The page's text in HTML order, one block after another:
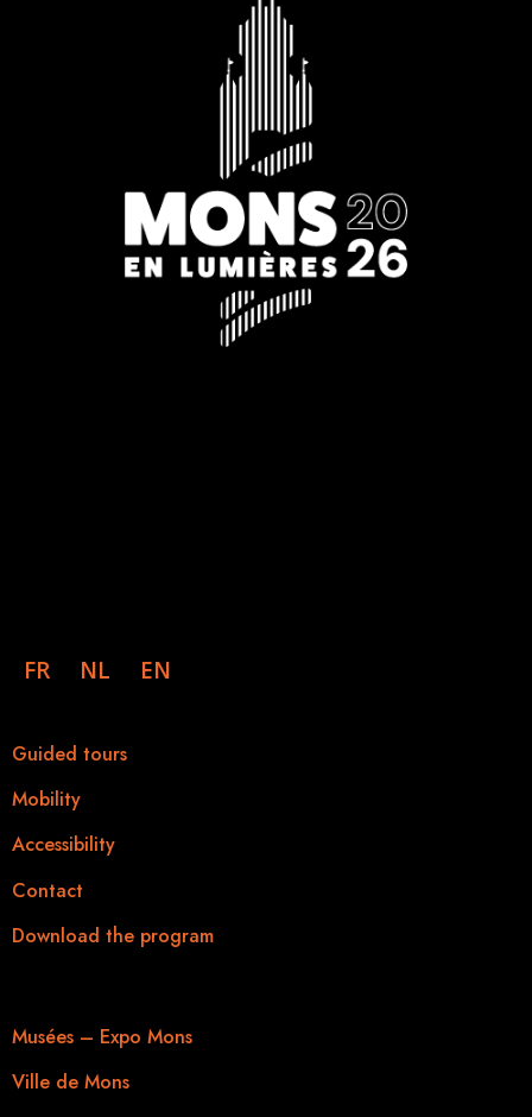
FR NL EN
Guided tours
Mobility
Accessibility
Contact
Download the program
Musées – Expo Mons
Ville de Mons